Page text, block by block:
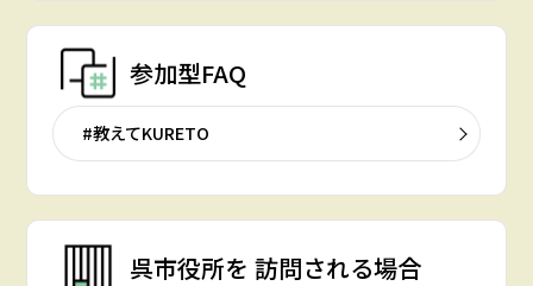
参加型FAQ
#教えてKURETO
呉市役所を 訪問される場合